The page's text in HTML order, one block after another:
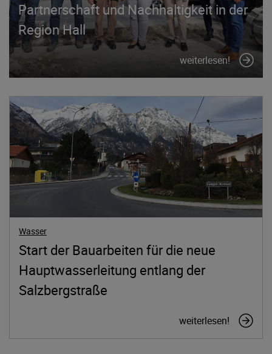
Partnerschaft und Nachhaltigkeit in der
Region Hall
weiterlesen!
Wasser
Start der Bauarbeiten für die neue
Hauptwasserleitung entlang der
Salzbergstraße
weiterlesen!